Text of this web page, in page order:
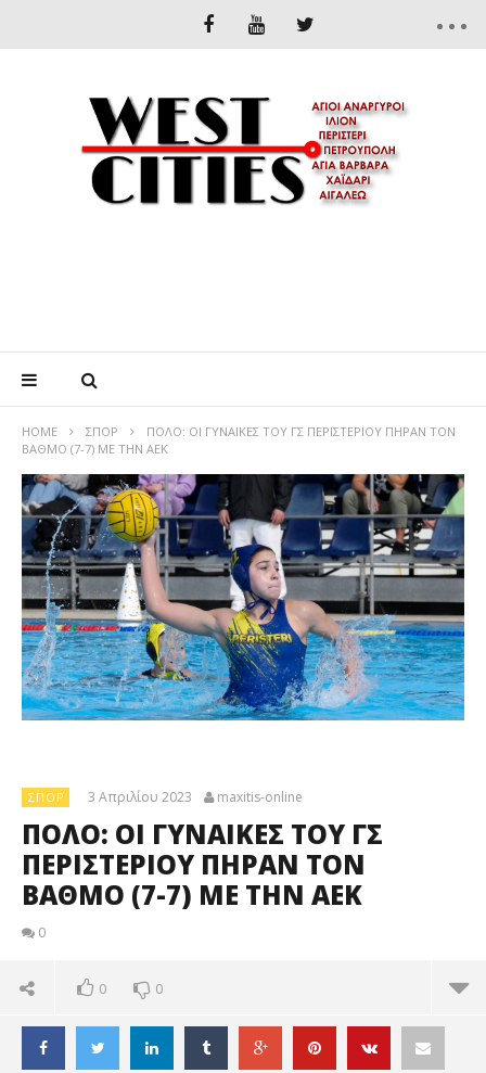
HOME ΣΠΟΡ
ΠΟΛΟ: ΟΙ ΓΥΝΑΙΚΕΣ ΤΟΥ ΓΣ ΠΕΡΙΣΤΕΡΙΟΥ ΠΗΡΑΝ ΤΟΝ
ΒΑΘΜΟ (7-7) ΜΕ ΤΗΝ ΑΕΚ
ΣΠΟΡ 3 Απριλίου 2023 maxitis-online
ΠΟΛΟ: ΟΙ ΓΥΝΑΙΚΕΣ ΤΟΥ ΓΣ
ΠΕΡΙΣΤΕΡΙΟΥ ΠΗΡΑΝ ΤΟΝ
ΒΑΘΜΟ (7-7) ΜΕ ΤΗΝ ΑΕΚ
0
0 0